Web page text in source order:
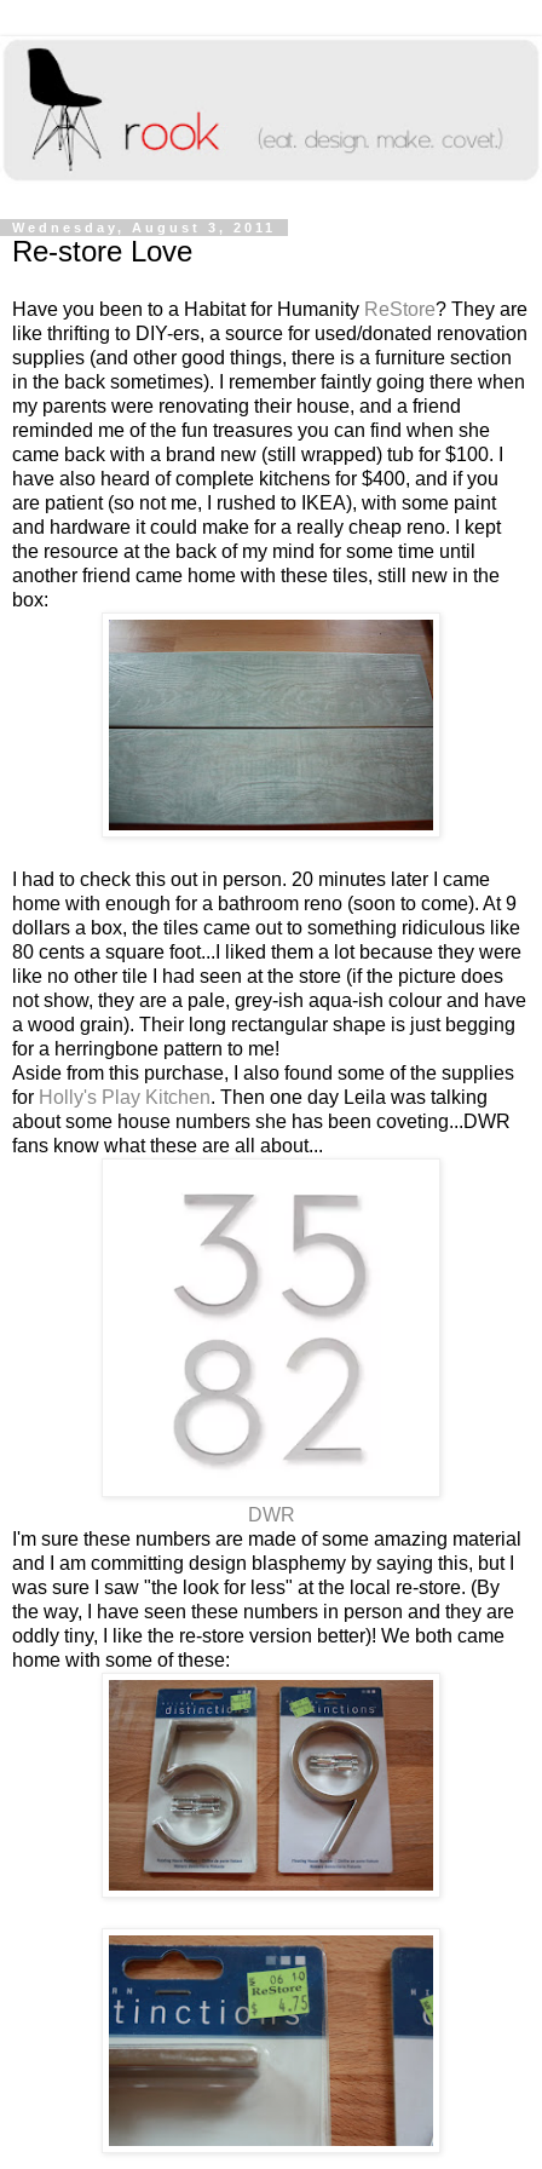
Wednesday, August 3, 2011
Re-store Love
Have you been to a Habitat for Humanity ReStore? They are
like thrifting to DIY-ers, a source for used/donated renovation
supplies (and other good things, there is a furniture section
in the back sometimes). I remember faintly going there when
my parents were renovating their house, and a friend
reminded me of the fun treasures you can find when she
came back with a brand new (still wrapped) tub for $100. I
have also heard of complete kitchens for $400, and if you
are patient (so not me, I rushed to IKEA), with some paint
and hardware it could make for a really cheap reno. I kept
the resource at the back of my mind for some time until
another friend came home with these tiles, still new in the
box:
I had to check this out in person. 20 minutes later I came
home with enough for a bathroom reno (soon to come). At 9
dollars a box, the tiles came out to something ridiculous like
80 cents a square foot...I liked them a lot because they were
like no other tile I had seen at the store (if the picture does
not show, they are a pale, grey-ish aqua-ish colour and have
a wood grain). Their long rectangular shape is just begging
for a herringbone pattern to me!
Aside from this purchase, I also found some of the supplies
for Holly's Play Kitchen. Then one day Leila was talking
about some house numbers she has been coveting...DWR
fans know what these are all about...
DWR
I'm sure these numbers are made of some amazing material
and I am committing design blasphemy by saying this, but I
was sure I saw "the look for less" at the local re-store. (By
the way, I have seen these numbers in person and they are
oddly tiny, I like the re-store version better)! We both came
home with some of these: